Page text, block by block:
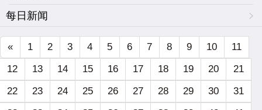
每日新闻
« 1 2 3 4 5 6 7 8 9 10
11
12
13 14 15 16 17 18 19 20
21
22
23 24 25 26 27 28 29 30
31